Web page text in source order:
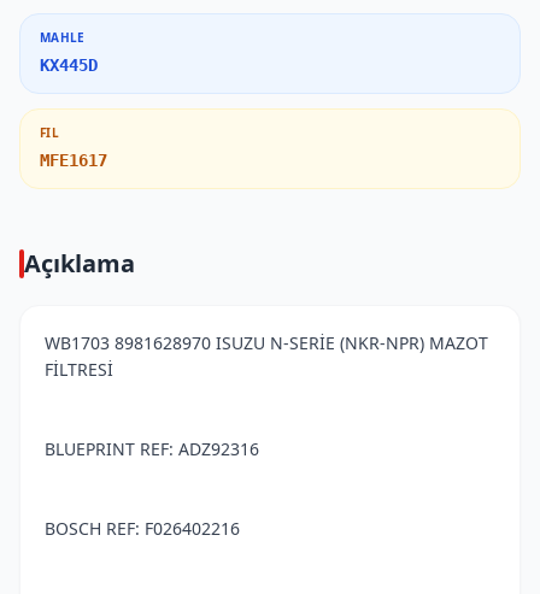
MAHLE
KX445D
FIL
MFE1617
Açıklama
WB1703 8981628970 ISUZU N-SERİE (NKR-NPR) MAZOT
FİLTRESİ
BLUEPRINT REF: ADZ92316
BOSCH REF: F026402216